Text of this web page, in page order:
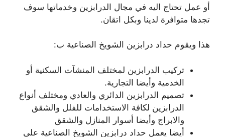
أو عمل تحتاج اليه في مجال الدرابزين وخدماتها سوف
تجدها متوافرة لدينا وبكل اتقان.
هذا ويقوم حداد درابزين الشويخ الصناعية ب:
تركيب الدرابزين لمختلف المنشآت السكنية أو
الخدمية وأيضا التجارية.
تصميم الدرابزين الدائري والعادي ومختلف أنواع
الدرابزين لكافة الاستخدامات للفلل والشقق
والابراج وأيضا أسوار المنازل والشقق
أيضا يعمل حداد درابزين الشويخ الصناعية على